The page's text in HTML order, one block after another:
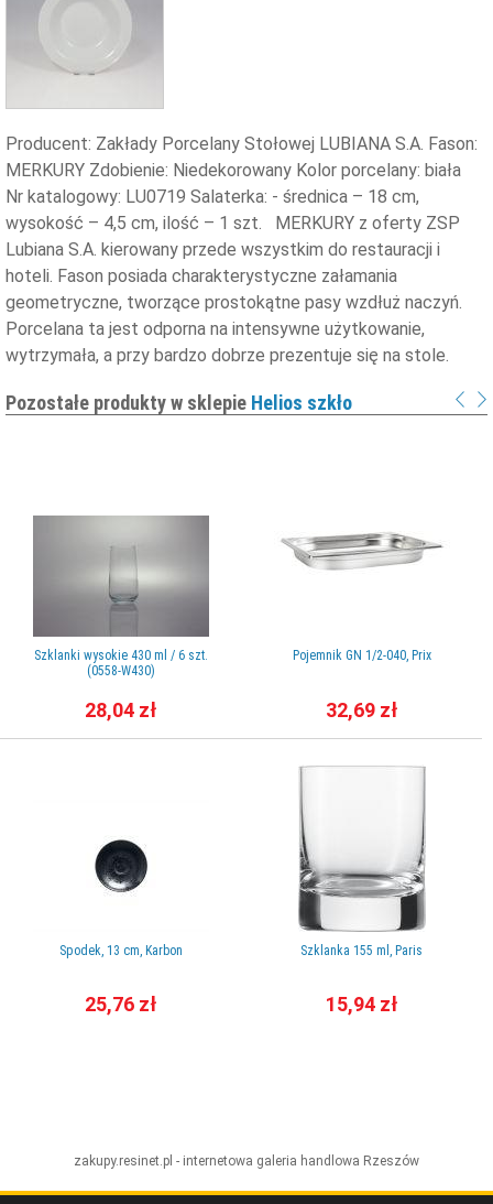
Producent: Zakłady Porcelany Stołowej LUBIANA S.A. Fason:
MERKURY Zdobienie: Niedekorowany Kolor porcelany: biała
Nr katalogowy: LU0719 Salaterka: - średnica – 18 cm,
wysokość – 4,5 cm, ilość – 1 szt. MERKURY z oferty ZSP
Lubiana S.A. kierowany przede wszystkim do restauracji i
hoteli. Fason posiada charakterystyczne załamania
geometryczne, tworzące prostokątne pasy wzdłuż naczyń.
Porcelana ta jest odporna na intensywne użytkowanie,
wytrzymała, a przy bardzo dobrze prezentuje się na stole.
Pozostałe produkty w sklepie Helios szkło
Szklanki wysokie 430 ml / 6 szt.
(0558-W430)
28,04 zł
Spodek, 13 cm, Karbon
25,76 zł
Pojemnik GN 1/2-040, Prix
32,69 zł
Szklanka 155 ml, Paris
15,94 zł
zakupy.resinet.pl - internetowa galeria handlowa Rzeszów